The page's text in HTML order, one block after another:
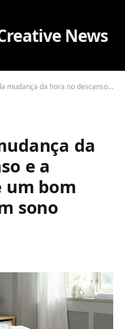
no descanso e a importância de um bom colchão para um sono reparador
da
e a
um bom
sono